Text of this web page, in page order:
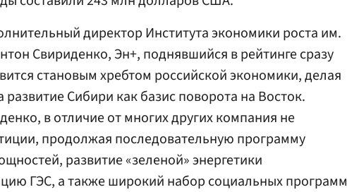
директор Института экономики роста им.
Свириденко, Эн+, поднявшийся в рейтинге сразу
становым хребтом российской экономики, делая
развитие Сибири как базис поворота на Восток.
в отличие от многих других компания не
продолжая последовательную программу
развитие «зеленой» энергетики
ГЭС, а также широкий набор социальных программ